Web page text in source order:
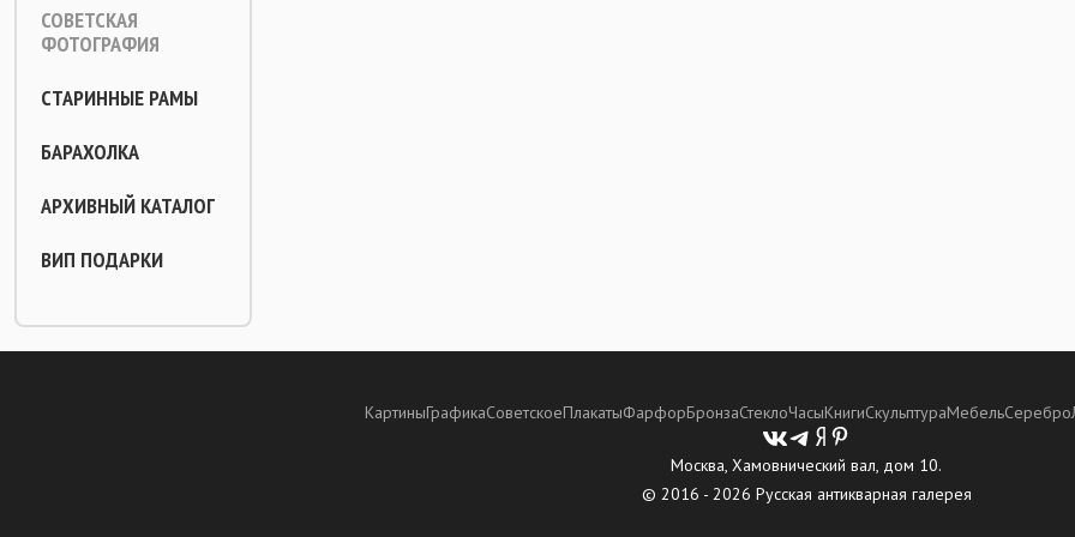
СОВЕТСКАЯ
ФОТОГРАФИЯ
СТАРИННЫЕ РАМЫ
БАРАХОЛКА
АРХИВНЫЙ КАТАЛОГ
ВИП ПОДАРКИ
КартиныГрафикаСоветскоеПлакатыФарфорБронзаСтеклоЧасыКнигиСкульптураМебельСеребро
Москва, Хамовнический вал, дом 10.
© 2016 - 2026 Русская антикварная галерея